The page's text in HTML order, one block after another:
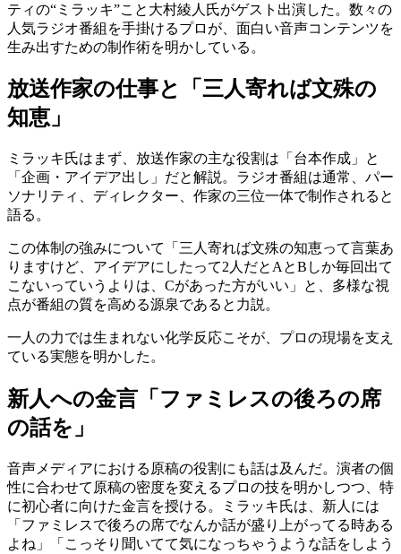
ティの“ミラッキ”こと大村綾人氏がゲスト出演した。数々の
人気ラジオ番組を手掛けるプロが、面白い音声コンテンツを
生み出すための制作術を明かしている。
放送作家の仕事と「三人寄れば文殊の
知恵」
ミラッキ氏はまず、放送作家の主な役割は「台本作成」と
「企画・アイデア出し」だと解説。ラジオ番組は通常、パー
ソナリティ、ディレクター、作家の三位一体で制作されると
語る。
この体制の強みについて「三人寄れば文殊の知恵って言葉あ
りますけど、アイデアにしたって2人だとAとBしか毎回出て
こないっていうよりは、Cがあった方がいい」と、多様な視
点が番組の質を高める源泉であると力説。
一人の力では生まれない化学反応こそが、プロの現場を支え
ている実態を明かした。
新人への金言「ファミレスの後ろの席
の話を」
音声メディアにおける原稿の役割にも話は及んだ。演者の個
性に合わせて原稿の密度を変えるプロの技を明かしつつ、特
に初心者に向けた金言を授ける。ミラッキ氏は、新人には
「ファミレスで後ろの席でなんか話が盛り上がってる時ある
よね」「こっそり聞いてて気になっちゃうような話をしよう